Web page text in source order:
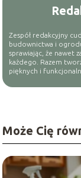
Zespół redakcyjny
budownictwa i
sprawiając, że nawet
każdego. Razem
pięknych i
Może Cię